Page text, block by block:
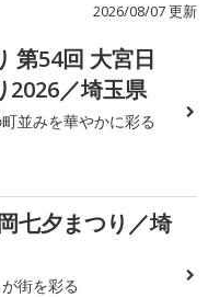
2026/08/07 更新
第54回 大宮日
2026／埼玉県
並みを華やかに彩る
七夕まつり／埼
街を彩る